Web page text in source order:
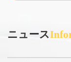
ニュース